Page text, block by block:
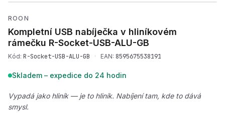
ROON
Kompletní USB nabíječka v hliníkovém
rámečku R-Socket-USB-ALU-GB
Kód: R-Socket-USB-ALU-GB · EAN: 8595675538191
Skladem – expedice do 24 hodin
Vypadá jako hliník — je to hliník. Nabíjení tam, kde to dává
smysl.